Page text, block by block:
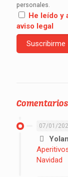
personales.
He leído y
aviso legal
Comentarios
07/01/
Navidad